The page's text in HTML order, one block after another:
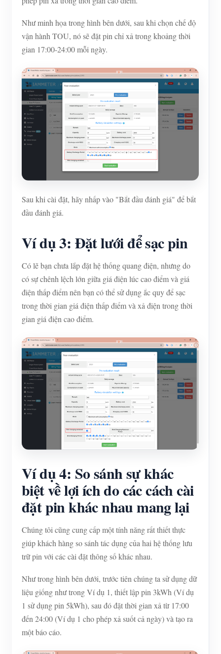
Như minh họa trong hình bên dưới, sau khi chọn chế độ
vận hành TOU, nó sẽ đặt pin chỉ xả trong khoảng thời
gian 17:00-24:00 mỗi ngày.
Sau khi cài đặt, hãy nhấp vào "Bắt đầu đánh giá" để bắt
đầu đánh giá.
Ví dụ 3: Đặt lưới để sạc pin
Có lẽ bạn chưa lắp đặt hệ thống quang điện, nhưng do
có sự chênh lệch lớn giữa giá điện lúc cao điểm và giá
điện thấp điểm nên bạn có thể sử dụng ắc quy để sạc
trong thời gian giá điện thấp điểm và xả điện trong thời
gian giá điện cao điểm.
Ví dụ 4: So sánh sự khác
biệt về lợi ích do các cách cài
đặt pin khác nhau mang lại
Chúng tôi cũng cung cấp một tính năng rất thiết thực
giúp khách hàng so sánh tác dụng của hai hệ thống lưu
trữ pin với các cài đặt thông số khác nhau.
Như trong hình bên dưới, trước tiên chúng ta sử dụng dữ
liệu giống như trong Ví dụ 1, thiết lập pin 3kWh (Ví dụ
1 sử dụng pin 5kWh), sau đó đặt thời gian xả từ 17:00
đến 24:00 (Ví dụ 1 cho phép xả suốt cả ngày) và tạo ra
một báo cáo.